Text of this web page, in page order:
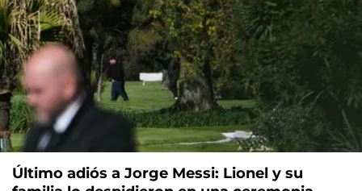
Último adiós a Jorge Messi: Lionel y su